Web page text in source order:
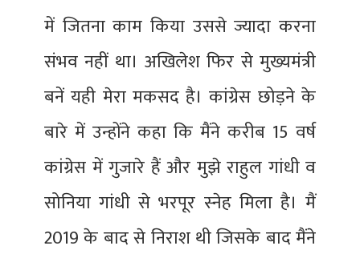
में जितना काम किया उससे ज्यादा करना
संभव नहीं था। अखिलेश फिर से मुख्यमंत्री
बनें यही मेरा मकसद है। कांग्रेस छोड़ने के
बारे में उन्होंने कहा कि मैंने करीब 15 वर्ष
कांग्रेस में गुजारे हैं और मुझे राहुल गांधी व
सोनिया गांधी से भरपूर स्नेह मिला है। मैं
2019 के बाद से निराश थी जिसके बाद मैंने